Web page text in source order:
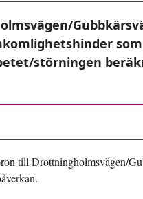
störningen
till Drottningholmsvägen/